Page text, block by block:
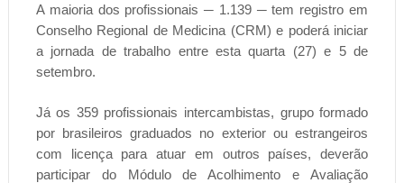
A maioria dos profissionais ─ 1.139 ─ tem registro em
Conselho Regional de Medicina (CRM) e poderá iniciar
a jornada de trabalho entre esta quarta (27) e 5 de
setembro.
Já os 359 profissionais intercambistas, grupo formado
por brasileiros graduados no exterior ou estrangeiros
com licença para atuar em outros países, deverão
participar do Módulo de Acolhimento e Avaliação